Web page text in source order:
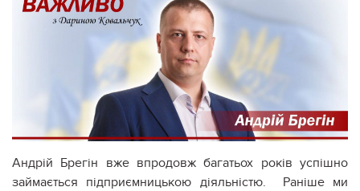
Андрій Брегін вже впродовж багатьох років успішно
займається підприємницькою діяльністю. Раніше ми